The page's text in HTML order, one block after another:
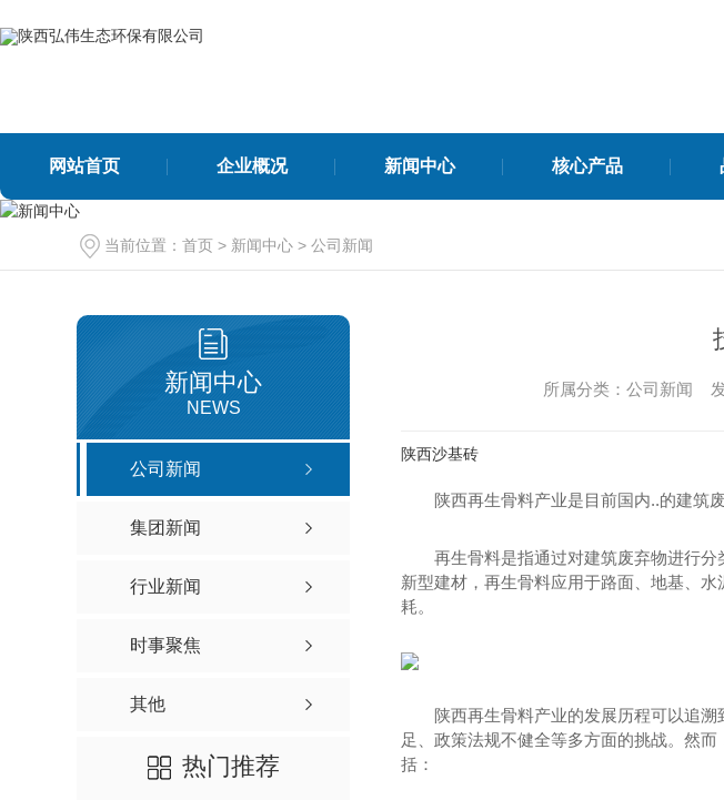
网站首页 企业概况 新闻中心
行业新闻
核心产品
连续级配建筑垃圾再生骨料
配建筑垃圾再生骨料
单级配建筑垃圾再生骨料
单级配再生混凝土骨料
再生骨料预拌砂浆
水泥稳定再生
再生
当前位置： 首页 > 新闻中心 > 公司新闻
新闻中心
NEWS
公司新闻
集团新闻
行业新闻
时事聚焦
其他
热门推荐
所属分类：公司新闻
陕西沙基砖
陕西再生骨料产业是目前国内..的建筑
再生骨料是指通过对建筑废弃物进行
新型建材，再生骨料应用于路面、地基、
耗。
陕西再生骨料产业的发展历程可以追
足、政策法规不健全等多方面的挑战。然
括：